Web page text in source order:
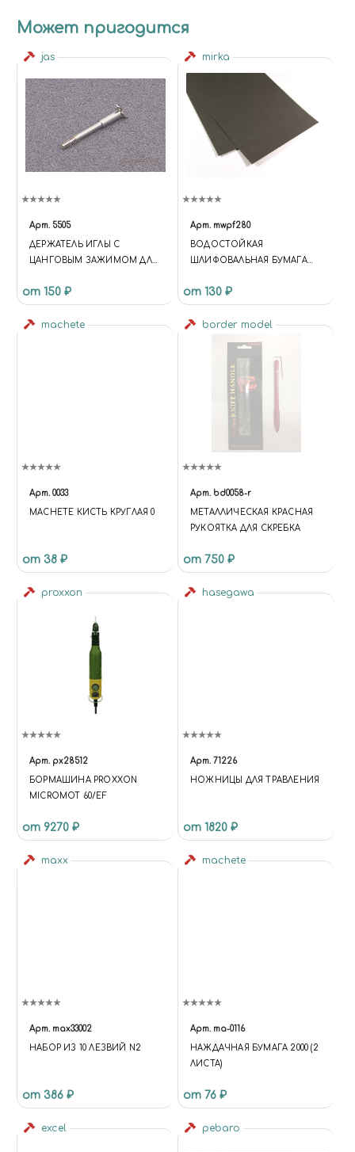
Может пригодится
jas
Арт. 5505
ДЕРЖАТЕЛЬ ИГЛЫ С
ЦАНГОВЫМ ЗАЖИМОМ ДЛЯ
от 150 ₽
mirka
Арт. mwpf280
BОДОСТОЙКАЯ
ШЛИФОВАЛЬНАЯ БУМАГА
от 130 ₽
machete
Арт. 0033
MACHETE КИСТЬ КРУГЛАЯ 0
от 38 ₽
border model
Арт. bd0058-r
МЕТАЛЛИЧЕСКАЯ КРАСНАЯ
РУКОЯТКА ДЛЯ СКРЕБКА
от 750 ₽
proxxon
Арт. px28512
БОРМАШИНА PROXXON
MICROMOT 60/EF
от 9270 ₽
hasegawa
Арт. 71226
НОЖНИЦЫ ДЛЯ ТРАВЛЕНИЯ
от 1820 ₽
maxx
Арт. max33002
НАБОР ИЗ 10 ЛЕЗВИЙ N2
от 386 ₽
machete
Арт. ma-0116
НАЖДАЧНАЯ БУМАГА 2000 (2
ЛИСТА)
от 76 ₽
excel pebaro